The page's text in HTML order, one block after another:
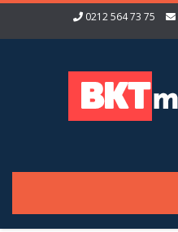
0212 564 73 75